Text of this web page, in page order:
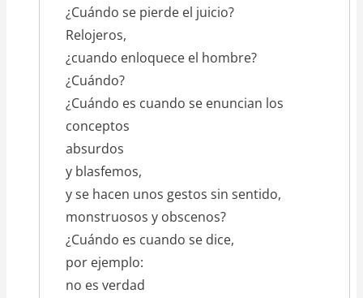
¿Cuándo se pierde el juicio?
Relojeros,
¿cuando enloquece el hombre?
¿Cuándo?
¿Cuándo es cuando se enuncian los
conceptos
absurdos
y blasfemos,
y se hacen unos gestos sin sentido,
monstruosos y obscenos?
¿Cuándo es cuando se dice,
por ejemplo:
no es verdad